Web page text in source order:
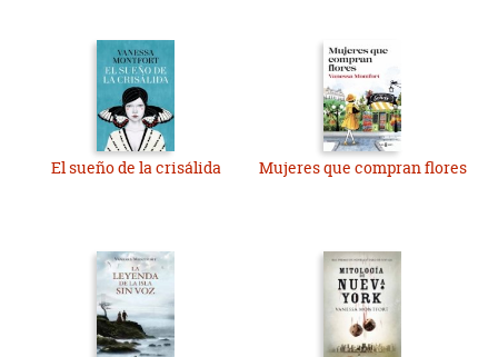
El sueño de la crisálida Mujeres que compran flores